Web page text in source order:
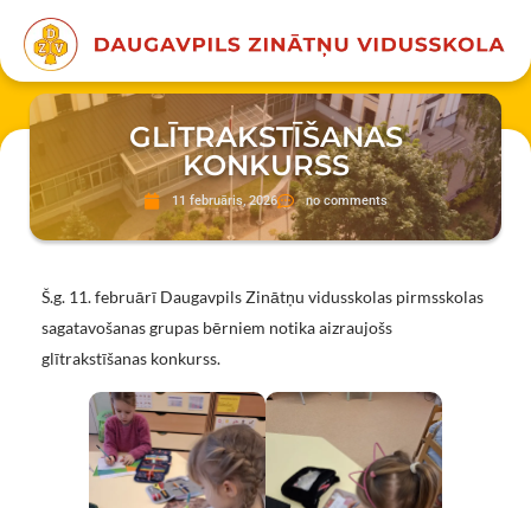
GLĪTRAKSTĪŠANAS
KONKURSS
11 februāris, 2026 no comments
Š.g. 11. februārī Daugavpils Zinātņu vidusskolas pirmsskolas
sagatavošanas grupas bērniem notika aizraujošs
glītrakstīšanas konkurss.